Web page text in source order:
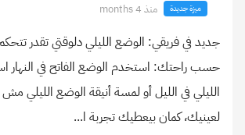
ميزة جديدة منذ 4 months
جديد في فريقي: الوضع الليلي دلوقتي تقدر
حسب راحتك: استخدم الوضع الفاتح في النهار
الليلي في الليل أو لمسة أنيقة الوضع الليلي
لعينيك، كمان بيعطيك تجربة ا...